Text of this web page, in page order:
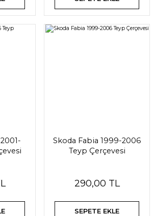
Skoda Fabia 1999-2006
Teyp Çerçevesi
290,00 TL
SEPETE EKLE